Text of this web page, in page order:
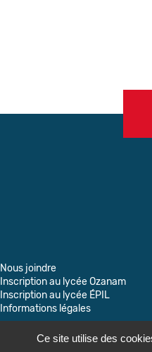
Nous joindre
Inscription au lycée Ozanam
Inscription au lycée ÉPIL
Informations légales
Ce site utilise des